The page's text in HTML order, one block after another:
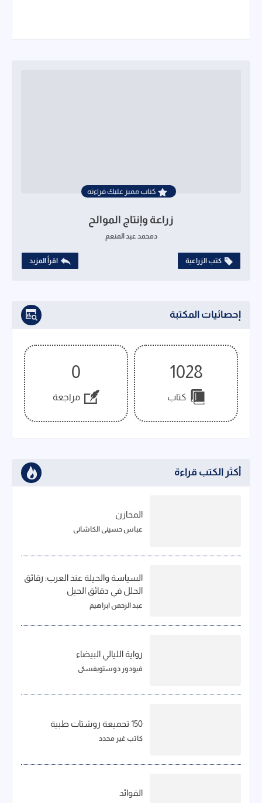
كتاب مميز عليك قراءته
زراعة وإنتاج الموالح
دمحمد عبد المنعم
كتب الزراعية اقرأ المزيد
إحصائيات المكتبة
1028
كتاب
0
مراجعة
أكثر الكتب قراءة
المخازن
عباس حسيني الكاشاني
السياسة والحيلة عند العرب: رقائق
الحلل في دقائق الحيل
عبد الرحمن ابراهيم
رواية الليالي البيضاء
فيودور دوستويفسكي
150 تحميعة روشتات طبية
كاتب غير محدد
الفوائد